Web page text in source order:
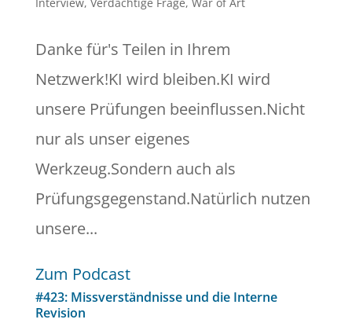
Interview, Verdächtige Frage, War of Art
Danke für's Teilen in Ihrem
Netzwerk!KI wird bleiben.KI wird
unsere Prüfungen beeinflussen.Nicht
nur als unser eigenes
Werkzeug.Sondern auch als
Prüfungsgegenstand.Natürlich nutzen
unsere...
Zum Podcast
#423: Missverständnisse und die Interne
Revision